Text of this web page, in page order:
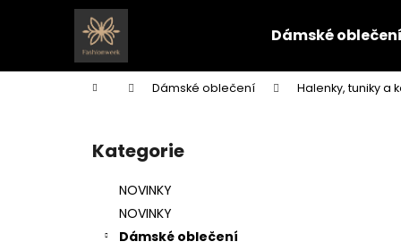
Dámské oblečení
Domů Dámské oblečení Halenky, tuniky a
Přeskočit
kategorie
Kategorie
NOVINKY
NOVINKY
Dámské oblečení
í
Zpět
do
Zpět
do